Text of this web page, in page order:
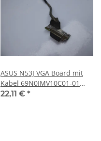
ASUS N53J VGA Board mit
Kabel 69N0IMV10C01-01
#2495
22,11 € *